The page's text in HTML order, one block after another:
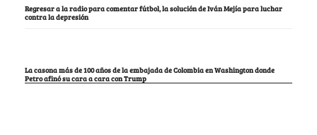
Regresar a la radio para comentar fútbol, la solución de Iván Mejía para luchar
contra la depresión
La casona más de 100 años de la embajada de Colombia en Washington donde
Petro afinó su cara a cara con Trump